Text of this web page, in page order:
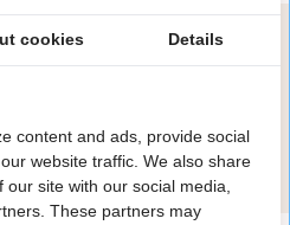
over dit product?
een e-mail.
e-mail
cookies Details
content and ads, provide social
website traffic. We also share
site with our social media,
These partners may